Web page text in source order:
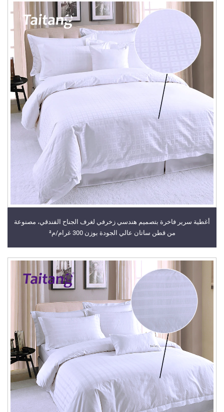
أغطية سرير فاخرة بتصميم هندسي زخرفي لغرف الجناح الفندقي، مصنوعة
من قطن ساتان عالي الجودة بوزن 300 غرام/م²